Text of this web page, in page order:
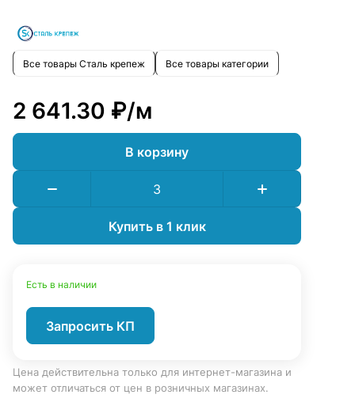
Все товары Сталь крепеж Все товары категории
2 641.30 ₽/м
В корзину
Купить в 1 клик
Есть в наличии
Запросить КП
Цена действительна только для интернет-магазина и
может отличаться от цен в розничных магазинах.